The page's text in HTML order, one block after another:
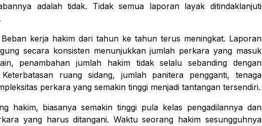
adalah tidak. Tidak semua laporan layak ditindaklanjuti
kerja hakim dari tahun ke tahun terus meningkat. Laporan
secara konsisten menunjukkan jumlah perkara yang masuk
penambahan jumlah hakim tidak selalu sebanding dengan
ruang sidang, jumlah panitera pengganti, tenaga
perkara yang semakin tinggi menjadi tantangan tersendiri.
hakim, biasanya semakin tinggi pula kelas pengadilannya dan
yang harus ditangani. Waktu seorang hakim sesungguhnya